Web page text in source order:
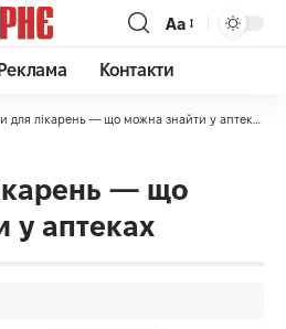
Аа
Реклама Контакти
для лікарень — що можна знайти у аптеках
— що
у аптеках